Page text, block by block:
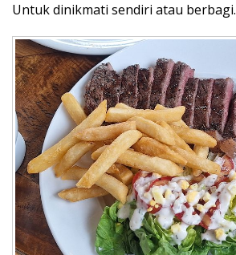
Untuk dinikmati sendiri atau berbagi.